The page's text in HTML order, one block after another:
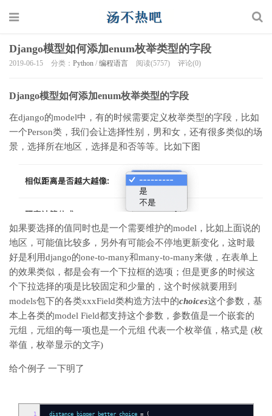
Django模型如何添加enum枚举类型的字段
2019-06-15 分类： Python / 编程语言 阅读(5757) 评论(0)
Django模型如何添加enum枚举类型的字段
在django的model中，有的时候需要定义枚举类型的字段，比如
一个Person类，我们会让选择性别，男和女，还有很多类似的场
景，选择所在地区，选择是和否等等。比如下图
如果要选择的值同时也是一个需要维护的model，比如上面说的
地区，可能值比较多，另外有可能会不停地更新变化，这时最
好是利用django的one-to-many和many-to-many来做，在表单上
的效果类似，都是会有一个下拉框的选项；但是更多的时候这
个下拉选择的项是比较固定和少量的，这个时候就要用到
models包下的各类xxxField类构造方法中的choices这个参数，基
本上各类的model Field都支持这个参数，参数值是一个嵌套的
元组，元组的每一项也是一个元组 代表一个枚举值，格式是 (枚
举值，枚举显示的文字)
给个例子 一下明了
1
distance_bigger_better_choice =
(